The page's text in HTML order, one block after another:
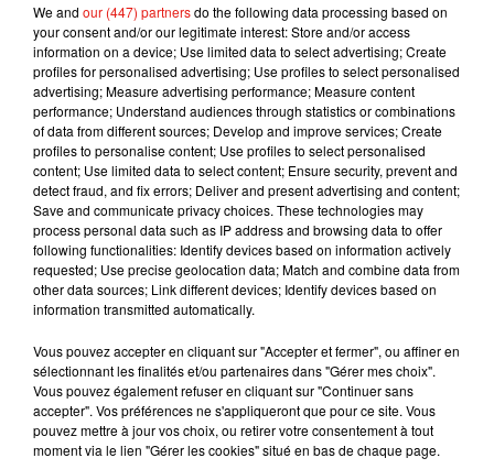
l’histoire d’amour entre le milliardaire aux pratiques
sexuelles peu ordinaires et la jeune étudiante prude peuvent
soit se replonger dans les livres, soit regarder les précédents
volets, soit regarder en bouclela bande-annonce de l’ultime
épisode del’histoire érotique écrite par la romancière
britannique E.LJames.
Something special#ForYoucoming in
January...#FiftyShadesFreed@RitaOra
pic.twitter.com/wAoq4xeoe6
— Liam (@LiamPayne)21 décembre 2017
Musique
Benny Blanco invite Selena Gomez et
We and our (447) partnersdo the following data processing based on
your consent and/or our legitimate interest: Store and/or access
information on a device; Use limited data to select advertising; Create
profiles for personalised advertising; Use profiles to select personalised
advertising; Measure advertising performance; Measure content
performance; Understand audiences through statistics or combinations
of data from different sources; Develop and improve services; Create
profiles to personalise content; Use profiles to select personalised
content; Use limited data to select content; Ensure security, prevent and
detect fraud, and fix errors; Deliver and present advertising and content;
Save and communicate privacy choices. These technologies may
process personal data such as IP address and browsing data to offer
following functionalities: Identify devices based on information actively
requested; Use precise geolocation data; Match and combine data from
other data sources; Link different devices; Identify devices based on
information transmitted automatically.
Vous pouvez accepter en cliquant sur "Accepter et fermer", ou affiner en
sélectionnant les finalités et/ou partenaires dans "Gérer mes choix".
Vous pouvez également refuser en cliquant sur "Continuer sans
accepter". Vos préférences ne s'appliqueront que pour ce site. Vous
pouvez mettre à jour vos choix, ou retirer votre consentement à tout
moment via le lien "Gérer les cookies" situé en bas de chaque page.